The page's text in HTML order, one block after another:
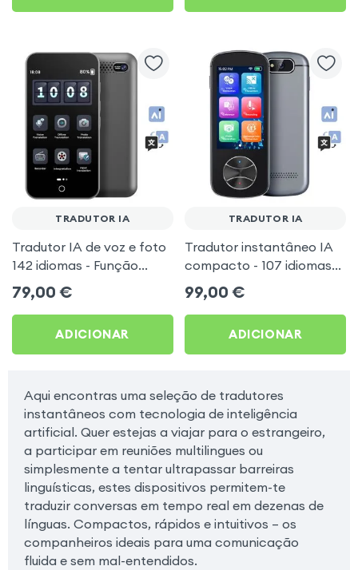
TRADUTOR IA
Tradutor IA de voz e foto
142 idiomas - Função
offline com tela grande
4.0
79,00 €
ADICIONAR
TRADUTOR IA
Tradutor instantâneo IA
compacto - 107 idiomas
com tradução por foto
offline
99,00 €
ADICIONAR
Aqui encontras uma seleção de tradutores
instantâneos com tecnologia de inteligência
artificial. Quer estejas a viajar para o estrangeiro,
a participar em reuniões multilingues ou
simplesmente a tentar ultrapassar barreiras
linguísticas, estes dispositivos permitem-te
traduzir conversas em tempo real em dezenas de
línguas. Compactos, rápidos e intuitivos – os
companheiros ideais para uma comunicação
fluida e sem mal-entendidos.